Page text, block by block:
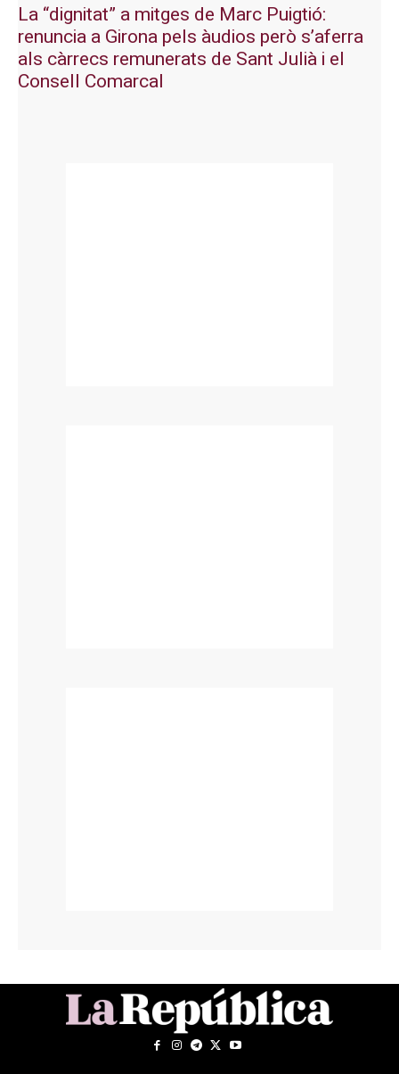
La “dignitat” a mitges de Marc Puigtió:
renuncia a Girona pels àudios però s’aferra
als càrrecs remunerats de Sant Julià i el
Consell Comarcal